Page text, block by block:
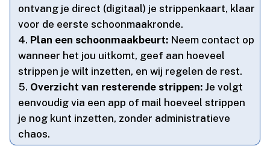
ontvang je direct (digitaal) je strippenkaart, klaar
voor de eerste schoonmaakronde.​
Plan een schoonmaakbeurt: Neem contact op
wanneer het jou uitkomt, geef aan hoeveel
strippen je wilt inzetten, en wij regelen de rest.​
Overzicht van resterende strippen: Je volgt
eenvoudig via een app of mail hoeveel strippen
je nog kunt inzetten, zonder administratieve
chaos.​